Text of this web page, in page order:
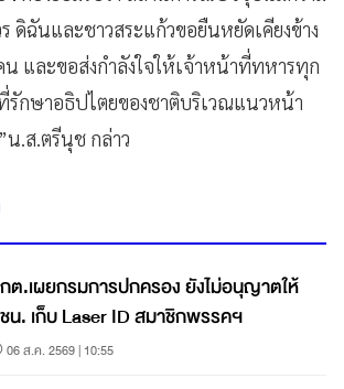
ดิฉันและชาวสระแก้วขอยืนหยัดเคียงข้าง
และขอส่งกำลังใจให้เจ้าหน้าที่ทหารทุก
กษาอธิปไตยของชาติบริเวณแนวหน้า
น.ส.ตรีนุช กล่าว
ต.เผยกรมการปกครอง ยังไม่อนุญาตให้
น. เก็บ Laser ID สมาชิกพรรคฯ
06 ส.ค. 2569 | 10:55